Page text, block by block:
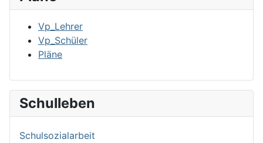
Vp_Lehrer
Vp_Schüler
Pläne
Schulleben
Schulsozialarbeit